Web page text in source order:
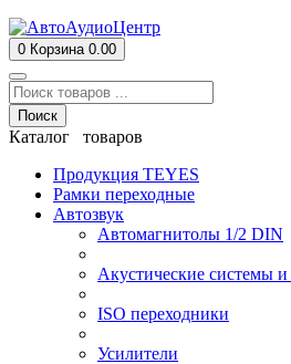
0 Корзина 0.00
Поиск
Каталог товаров
Продукция TEYES
Рамки переходные
Автозвук
Автомагнитолы 1/2 DIN
Акустические системы
ISO переходники
Усилители